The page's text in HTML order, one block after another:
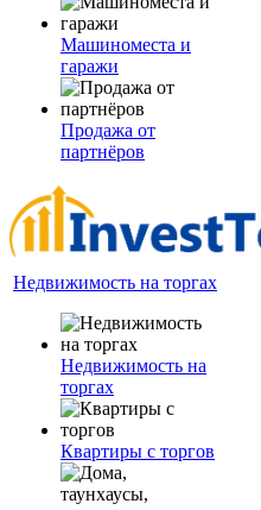
Машиноместа и
гаражи
Продажа от
партнёров
Недвижимость на торгах
Недвижимость на
торгах
Квартиры с торгов